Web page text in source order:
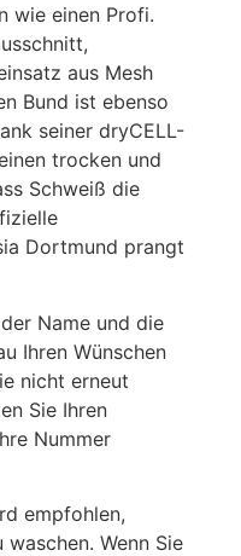
wie einen Profi.
aus Mesh
Bund ist ebenso
seiner dryCELL-
trocken und
Schweiß die
Dortmund prangt
Name und die
Ihren Wünschen
nicht erneut
Sie Ihren
Nummer
empfohlen,
Wenn Sie